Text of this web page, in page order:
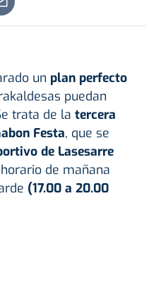
un plan perfecto
puedan
trata de la tercera
Festa, que se
de Lasesarre
de mañana
(17.00 a 20.00